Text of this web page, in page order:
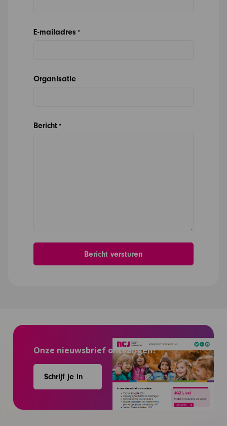
E-mailadres *
Organisatie
Bericht *
Onze nieuwsbrief ontvangen?
Schrijf je in